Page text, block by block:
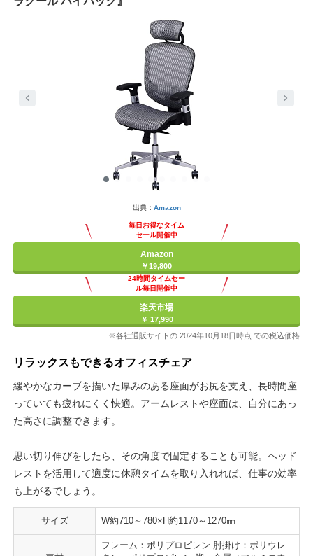
出典： Amazon
毎日お得なタイム
セール開催中
Amazon
￥19,800
24時間タイムセー
ル毎日開催中
楽天市場
￥ 17,990
※各社通販サイトの 2024年10月18日時点 での税込価格
リラックスもできるオフィスチェア
緩やかなカーブを描いた厚みのある座面がお尻を支え、長時間座
っていても疲れにくく快適。アームレストや座面は、自分にあっ
た高さに調整できます。
思い切り伸びをしたら、その角度で固定することも可能。ヘッド
レストを活用して適度に休憩タイムを取り入れれば、仕事の効率
も上がるでしょう。
サイズ W約710～780×H約1170～1270㎜
フレーム：ポリプロピレン 肘掛け：ポリウレ